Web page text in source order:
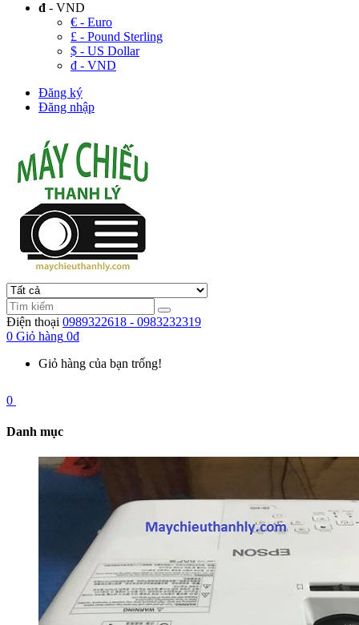
đ - VND
€ - Euro
£ - Pound Sterling
$ - US Dollar
đ - VND
Đăng ký
Đăng nhập
Điện thoại 0989322618 - 0983232319
0 Giỏ hàng 0đ
Giỏ hàng của bạn trống!
0
Danh mục